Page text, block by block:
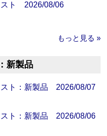
スト 2026/08/06
もっと見る »
新製品
スト：新製品 2026/08/07
スト：新製品 2026/08/06